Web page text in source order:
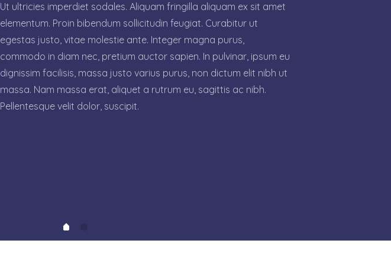
Ut ultricies imperdiet sodales. Aliquam fringilla aliquam ex sit amet
elementum. Proin bibendum sollicitudin feugiat. Curabitur ut
egestas justo, vitae molestie ante. Integer magna purus,
commodo in diam nec, pretium auctor sapien. In pulvinar, ipsum eu
dignissim facilisis, massa justo varius purus, non dictum elit nibh ut
massa. Nam massa erat, aliquet a rutrum eu, sagittis ac nibh.
Pellentesque velit dolor, suscipit.